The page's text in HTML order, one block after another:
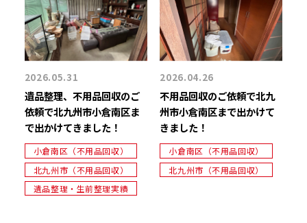
2026.05.31
遺品整理、不用品回収のご
依頼で北九州市小倉南区ま
で出かけてきました！
小倉南区（不用品回収）
北九州市（不用品回収）
遺品整理・生前整理実績
2026.04.26
不用品回収のご依頼で北九
州市小倉南区まで出かけて
きました！
小倉南区（不用品回収）
北九州市（不用品回収）